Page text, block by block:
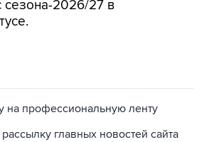
сезона-2026/27 в
на профессиональную ленту
главных новостей сайта